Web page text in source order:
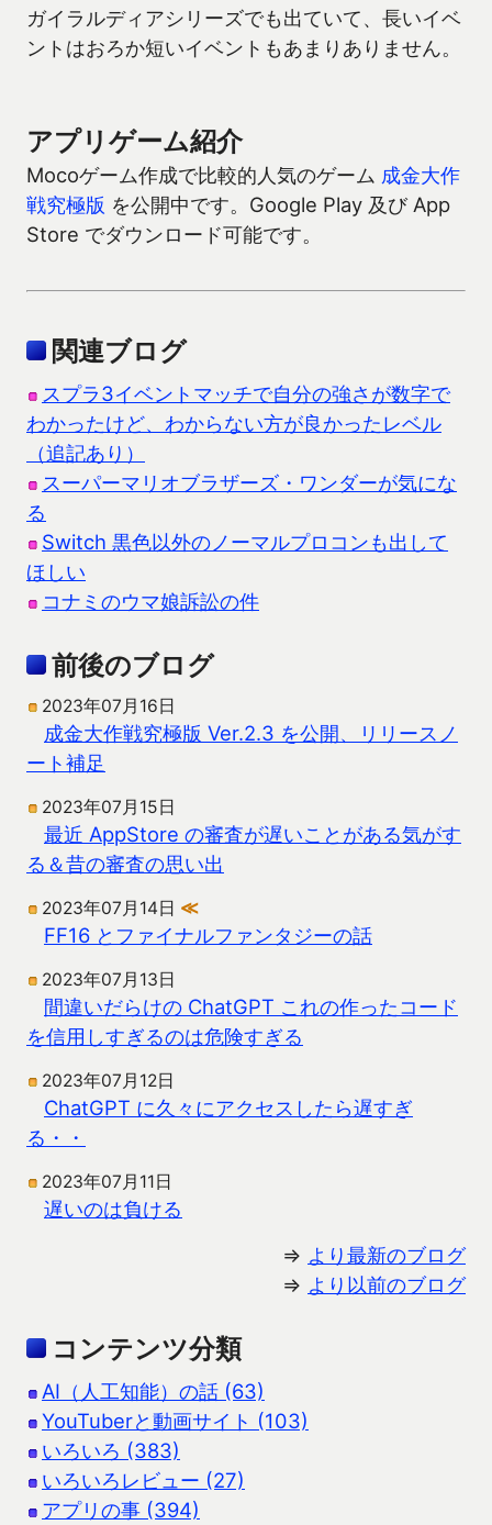
ガイラルディアシリーズでも出ていて、長いイベ
ントはおろか短いイベントもあまりありません。
アプリゲーム紹介
Mocoゲーム作成で比較的人気のゲーム 成金大作
戦究極版 を公開中です。Google Play 及び App
Store でダウンロード可能です。
関連ブログ
スプラ3イベントマッチで自分の強さが数字で
わかったけど、わからない方が良かったレベル
（追記あり）
スーパーマリオブラザーズ・ワンダーが気にな
る
Switch 黒色以外のノーマルプロコンも出して
ほしい
コナミのウマ娘訴訟の件
前後のブログ
2023年07月16日
成金大作戦究極版 Ver.2.3 を公開、リリースノ
ート補足
2023年07月15日
最近 AppStore の審査が遅いことがある気がす
る＆昔の審査の思い出
2023年07月14日 ≪
FF16 とファイナルファンタジーの話
2023年07月13日
間違いだらけの ChatGPT これの作ったコード
を信用しすぎるのは危険すぎる
2023年07月12日
ChatGPT に久々にアクセスしたら遅すぎ
る・・
2023年07月11日
遅いのは負ける
⇒ より最新のブログ
⇒ より以前のブログ
コンテンツ分類
AI（人工知能）の話 (63)
YouTuberと動画サイト (103)
いろいろ (383)
いろいろレビュー (27)
アプリの事 (394)